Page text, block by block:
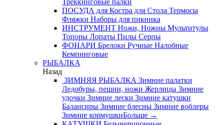
Треккинговые палки
ПОСУДА для Костра для Стола Термосы
Фляжки Наборы для пикника
ИНСТРУМЕНТ Ножи, Ножны Мультитулы
Топоры Лопаты Пилы Серпы
ФОНАРИ Брелоки Ручные Налобные
Кемпинговые
РЫБАЛКА
Назад
ЗИМНЯЯ РЫБАЛКА Зимние палатки
Ледобуры, пешни, ножи Жерлицы Зимние
удочки Зимние лески Зимние катушки
Балансиры Зимние блесны Зимние воблеры
Зимние кормушкиБольше →